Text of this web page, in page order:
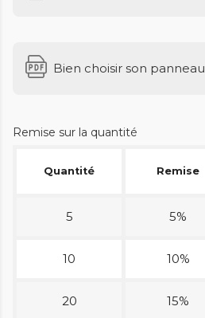
Bien choisir son panneau
Remise sur la quantité
Quantité Remise
5 5%
10 10%
20 15%